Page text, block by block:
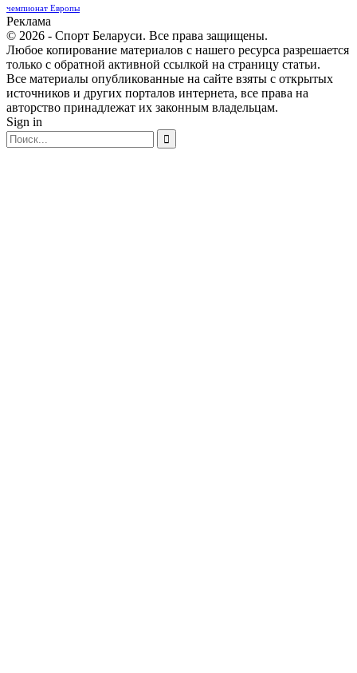
чемпионат Европы
Реклама
© 2026 - Спорт Беларуси. Все права защищены.
Любое копирование материалов с нашего ресурса разрешается
только с обратной активной ссылкой на страницу статьи.
Все материалы опубликованные на сайте взяты с открытых
источников и других порталов интернета, все права на
авторство принадлежат их законным владельцам.
Sign in